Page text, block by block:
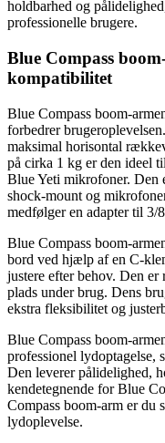
holdbarhed og
professionelle brugere.
Blue Compass
kompatibilitet
Blue Compass boom-
forbedrer
maksimal horisontal
på cirka 1 kg er den ideel
Blue Yeti mikrofoner. Den
shock-mount og
medfølger en adapter til 3/
Blue Compass boom-
bord ved hjælp af en C-
justere efter behov. Den
plads under brug. Dens
ekstra fleksibilitet og
Blue Compass boom-
professionel lydoptagelse,
Den leverer pålidelighed,
kendetegnende for Blue
Compass boom-arm er du
lydoplevelse.